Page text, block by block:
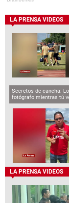
LA PRENSA VIDEOS
Secretos de cancha:
fotógrafo mientras tú
LA PRENSA VIDEOS